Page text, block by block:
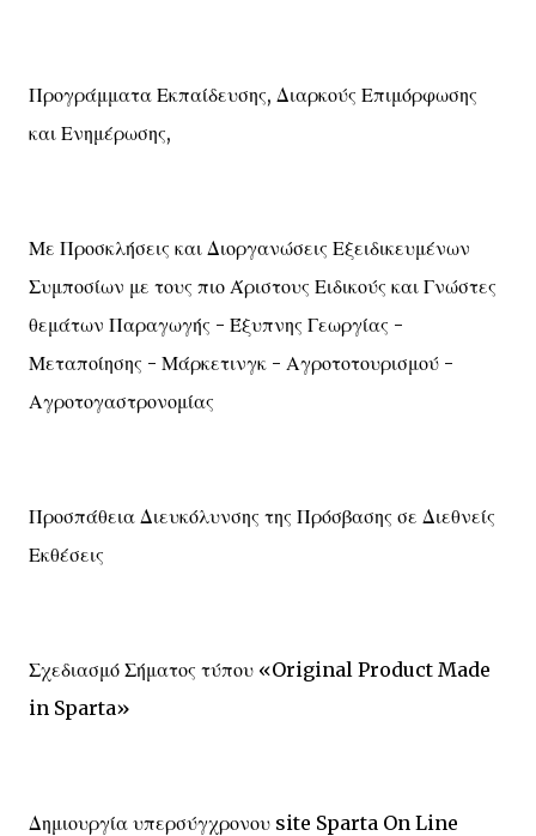
Προγράμματα Εκπαίδευσης, Διαρκούς Επιμόρφωσης
και Ενημέρωσης,
Με Προσκλήσεις και Διοργανώσεις Εξειδικευμένων
Συμποσίων με τους πιο Άριστους Ειδικούς και Γνώστες
θεμάτων Παραγωγής - Έξυπνης Γεωργίας -
Μεταποίησης - Μάρκετινγκ - Αγροτοτουρισμού -
Αγροτογαστρονομίας
Προσπάθεια Διευκόλυνσης της Πρόσβασης σε Διεθνείς
Εκθέσεις
Σχεδιασμό Σήματος τύπου «Original Product Made
in Sparta»
Δημιουργία υπερσύγχρονου site Sparta On Line